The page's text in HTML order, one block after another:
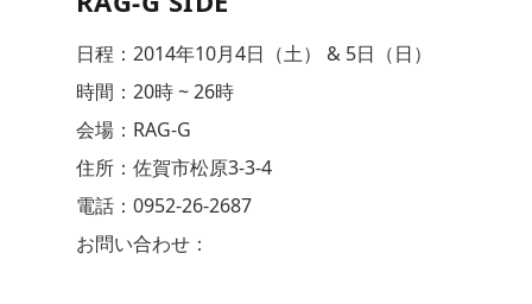
日程：2014年10月4日（土） & 5日（日）
時間：20時 ~ 26時
会場：RAG-G
住所：佐賀市松原3-3-4
電話：0952-26-2687
お問い合わせ：